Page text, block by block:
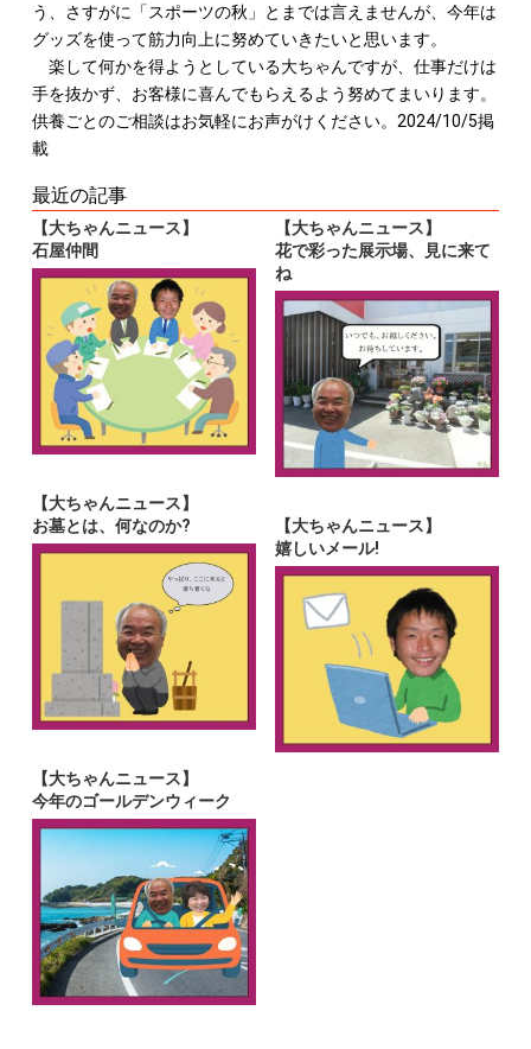
う、さすがに「スポーツの秋」とまでは言えませんが、今年は
グッズを使って筋力向上に努めていきたいと思います。
楽して何かを得ようとしている大ちゃんですが、仕事だけは
手を抜かず、お客様に喜んでもらえるよう努めてまいります。
供養ごとのご相談はお気軽にお声がけください。2024/10/5掲
載
最近の記事
【大ちゃんニュース】
石屋仲間
【大ちゃんニュース】
花で彩った展示場、見に来て
ね
【大ちゃんニュース】
お墓とは、何なのか?
【大ちゃんニュース】
嬉しいメール!
【大ちゃんニュース】
今年のゴールデンウィーク